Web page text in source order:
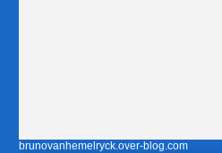
brunovanhemelryck.over-blog.com